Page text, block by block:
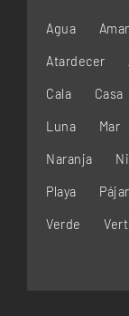
Agua
Atardecer
Cala Casa
Luna Mar
Naranja
Playa
Verde